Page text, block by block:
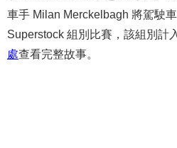
車手 Milan Merckelbagh 將駕駛
Superstock 組別比賽，該組別計
處查看完整故事。